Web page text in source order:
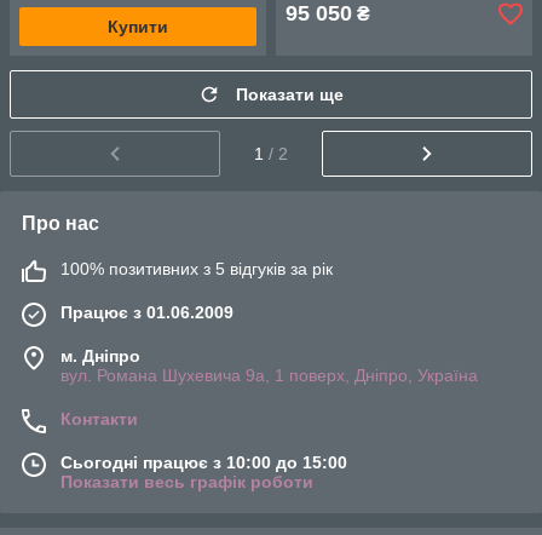
Купити
95 050 ₴
Показати ще
1 / 2
Про нас
100% позитивних з 5 відгуків за рік
Працює з 01.06.2009
м. Дніпро
вул. Романа Шухевича 9а, 1 поверх, Дніпро, Україна
Контакти
Сьогодні працює з 10:00 до 15:00
Показати весь графік роботи